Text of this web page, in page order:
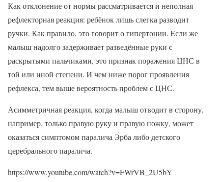
Как отклонение от нормы рассматривается и неполная
рефлекторная реакция: ребёнок лишь слегка разводит
ручки. Как правило, это говорит о гипертонии. Если же
малыш надолго задерживает разведённые руки с
раскрытыми пальчиками, это признак поражения ЦНС в
той или иной степени. И чем ниже порог проявления
рефлекса, тем выше вероятность проблем с ЦНС.
Асимметричная реакция, когда малыш отводит в сторону,
например, только правую руку и правую ножку, может
оказаться симптомом паралича Эрба либо детского
церебрального паралича.
https://www.youtube.com/watch?v=FWrVB_2U5bY